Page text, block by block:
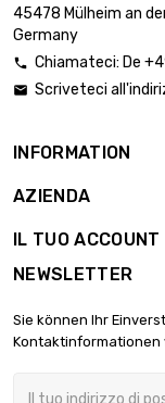
Meter x 50
diametro :
lunghezza : 1
diametro :
lunghezza :
diametro
6.35mm
lunghezza : 1
45478 Mülheim an
Germany
 Chiamateci: De
 Scriveteci
INFORMATION
AZIENDA
IL TUO ACCOUNT
NEWSLETTER
Sie können Ihr
Kontaktinformationen